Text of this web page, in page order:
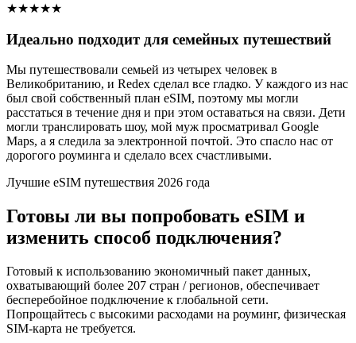
★★★★★
Идеально подходит для семейных путешествий
Мы путешествовали семьей из четырех человек в
Великобританию, и Redex сделал все гладко. У каждого из нас
был свой собственный план eSIM, поэтому мы могли
расстаться в течение дня и при этом оставаться на связи. Дети
могли транслировать шоу, мой муж просматривал Google
Maps, а я следила за электронной почтой. Это спасло нас от
дорогого роуминга и сделало всех счастливыми.
Лучшие eSIM путешествия 2026 года
Готовы ли вы попробовать eSIM и
изменить способ подключения?
Готовый к использованию экономичный пакет данных,
охватывающий более 207 стран / регионов, обеспечивает
бесперебойное подключение к глобальной сети.
Попрощайтесь с высокими расходами на роуминг, физическая
SIM-карта не требуется.